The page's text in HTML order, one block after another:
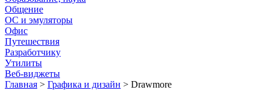
Общение
ОС и эмуляторы
Офис
Путешествия
Разработчику
Утилиты
Веб-виджеты
Главная > Графика и дизайн > Drawmore